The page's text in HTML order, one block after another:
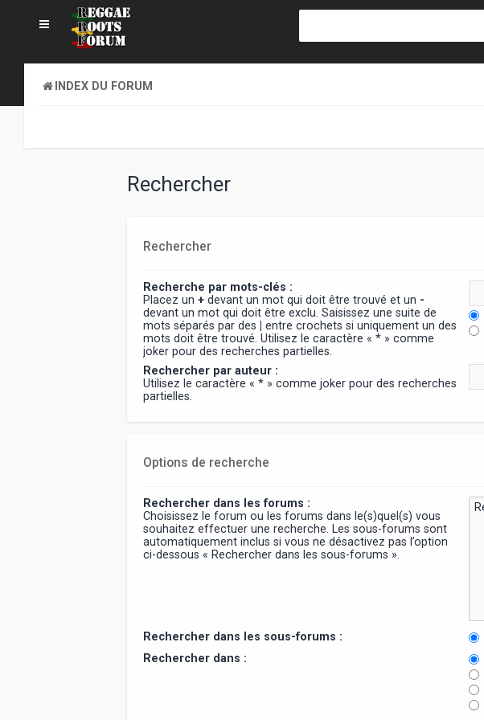
INDEX DU FORUM
Rechercher
Rechercher
Recherche par mots-clés :
Placez un+ devant un mot qui doit être trouvé et un -
devant un mot qui doit être exclu. Saisissez une suite de
mots séparés par des| entre crochets si uniquement un des
mots doit être trouvé. Utilisez le caractère « * » comme
joker pour des recherches partielles.
Rechercher par auteur :
Utilisez le caractère « * » comme joker pour des recherches
partielles.
Options de recherche
Rechercher dans les forums :
Choisissez le forum ou les forums dans le(s)quel(s) vous
souhaitez effectuer une recherche. Les sous-forums sont
automatiquement inclus si vous ne désactivez pas l’option
ci-dessous « Rechercher dans les sous-forums ».
Rechercher dans les sous-forums :
Rechercher dans :